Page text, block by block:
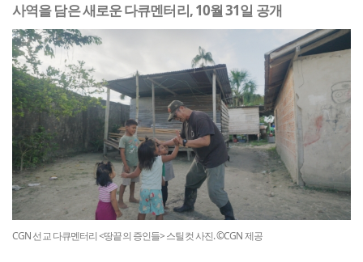
사역을 담은 새로운 다큐멘터리, 10월 31일 공개
CGN 선교 다큐멘터리 <땅끝의 증인들> 스틸컷 사진. ©CGN 제공